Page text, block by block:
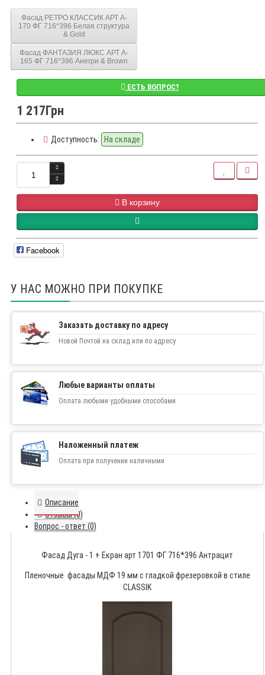
Фасад РЕТРО КЛАССИК АРТ A-
170 ФГ 716*396 Белая структура
& Gold
Фасад ФАНТАЗИЯ ЛЮКС АРТ A-
165 ФГ 716*396 Анегри & Brown
ЕСТЬ ВОПРОС?
1 217Грн
Доступность: На складе
В корзину
Facebook
У НАС МОЖНО ПРИ ПОКУПКЕ
Заказать доставку по адресу
Новой Почтой на склад или по адресу
Любые варианты оплаты
Оплата любыми удобными способами
Наложенный платеж
Оплата при получении наличными
Описание
Отзывы (0)
Вопрос - ответ (0)
Фасад Дуга - 1 + Екран арт 1701 ФГ 716*396 Антрацит
Пленочные фасады МДФ 19 мм с гладкой фрезеровкой в стиле
CLASSIK